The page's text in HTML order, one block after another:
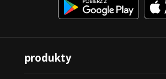
produkty